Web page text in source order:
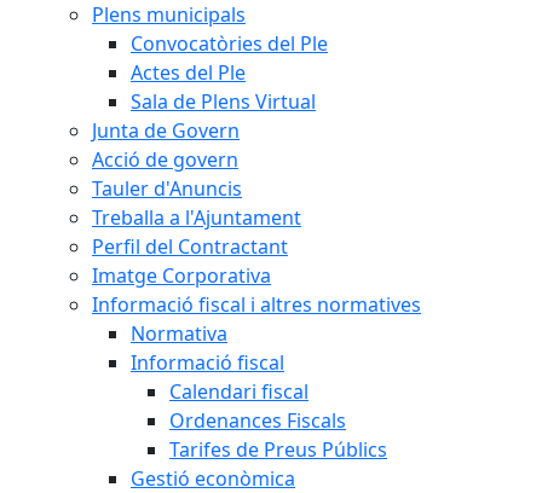
Plens municipals
Convocatòries del Ple
Actes del Ple
Sala de Plens Virtual
Junta de Govern
Acció de govern
Tauler d'Anuncis
Treballa a l'Ajuntament
Perfil del Contractant
Imatge Corporativa
Informació fiscal i altres normatives
Normativa
Informació fiscal
Calendari fiscal
Ordenances Fiscals
Tarifes de Preus Públics
Gestió econòmica